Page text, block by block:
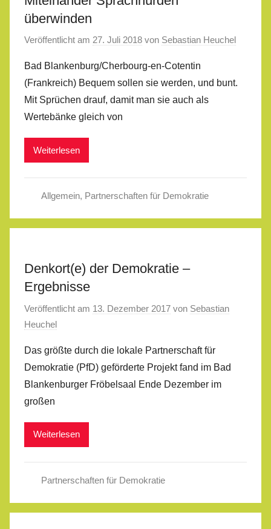
überwinden
Veröffentlicht am 27. Juli 2018 von Sebastian Heuchel
Bad Blankenburg/Cherbourg-en-Cotentin
(Frankreich) Bequem sollen sie werden, und bunt.
Mit Sprüchen drauf, damit man sie auch als
Wertebänke gleich von
Weiterlesen
Allgemein, Partnerschaften für Demokratie
Denkort(e) der Demokratie –
Ergebnisse
Veröffentlicht am 13. Dezember 2017 von Sebastian
Heuchel
Das größte durch die lokale Partnerschaft für
Demokratie (PfD) geförderte Projekt fand im Bad
Blankenburger Fröbelsaal Ende Dezember im
großen
Weiterlesen
Partnerschaften für Demokratie